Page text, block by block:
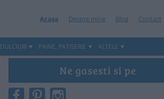
Acasa Despre mine Blog Contact
DULCIURI PAINE, PATISERIE ALTELE
Ne gasesti si pe